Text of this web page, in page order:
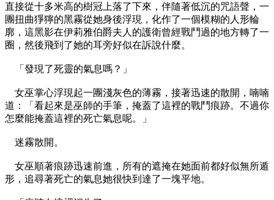
直接從十多米高的樹冠上落了下來，伴隨著低沉的咒語聲，一
團扭曲猙獰的黑霧從她身後浮現，化作了一個模糊的人形輪
廓，這黑影在伊莉雅伯爵夫人的護衛曾經戰鬥過的地方轉了一
圈，然後飛到了她的耳旁好似在訴說什麼。
「發現了死靈的氣息嗎？」
女巫掌心浮現起一團淺灰色的薄霧，接著迅速的散開，喃喃
道：「看起來是巫師的手筆，掩蓋了這裡的戰鬥痕跡。不過你
怎麼能掩蓋這裡的死亡氣息呢。」
迷霧散開。
女巫順著痕跡迅速前進，所有的遮掩在她面前都好似無所遁
形，追尋著死亡的氣息她很快到達了一塊平地。